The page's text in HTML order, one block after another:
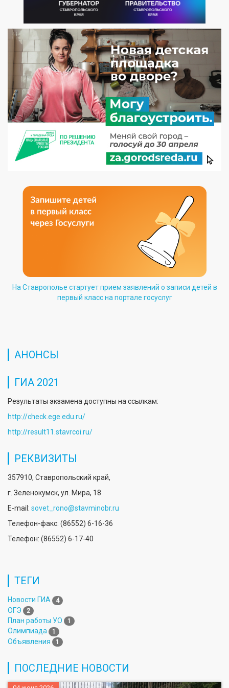
На Ставрополье стартует прием заявлений о записи детей в
первый класс на портале госуслуг
АНОНСЫ
ГИА 2021
Результаты экзамена доступны на ссылкам:
http://check.ege.edu.ru/
http://result11.stavrcoi.ru/
РЕКВИЗИТЫ
357910, Ставропольский край,
г. Зеленокумск, ул. Мира, 18
E-mail: sovet_rono@stavminobr.ru
Телефон-факс: (86552) 6-16-36
Телефон: (86552) 6-17-40
ТЕГИ
Новости ГИА 4
ОГЭ 2
План работы УО 1
Олимпиада 1
Объявления 1
ПОСЛЕДНИЕ НОВОСТИ